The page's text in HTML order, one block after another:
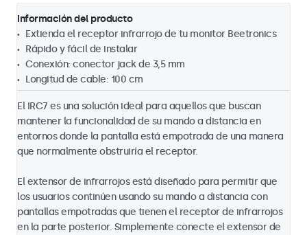
Información del producto
Extienda el receptor infrarrojo de tu monitor Beetronics
Rápido y fácil de instalar
Conexión: conector jack de 3,5 mm
Longitud de cable: 100 cm
El IRC7 es una solución ideal para aquellos que buscan
mantener la funcionalidad de su mando a distancia en
entornos donde la pantalla está empotrada de una manera
que normalmente obstruiría el receptor.
El extensor de infrarrojos está diseñado para permitir que
los usuarios continúen usando su mando a distancia con
pantallas empotradas que tienen el receptor de infrarrojos
en la parte posterior. Simplemente conecte el extensor de